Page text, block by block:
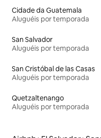
Cidade da Guatemala
Aluguéis por temporada
San Salvador
Aluguéis por temporada
San Cristóbal de las Casas
Aluguéis por temporada
Quetzaltenango
Aluguéis por temporada